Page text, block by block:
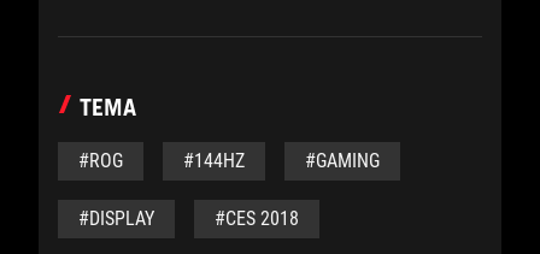
TEMA
#ROG #144HZ #GAMING
#DISPLAY #CES 2018